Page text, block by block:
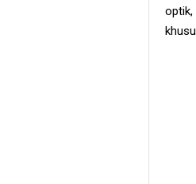
optik,